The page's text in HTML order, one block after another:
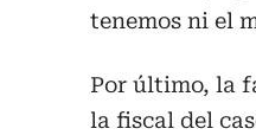
tenemos ni el
Por último, la
la fiscal del